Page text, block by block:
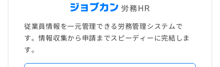
従業員情報を一元管理できる労務管理システムで
す。情報収集から申請までスピーディーに完結しま
す。